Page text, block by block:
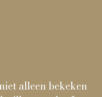
alleen bekeken